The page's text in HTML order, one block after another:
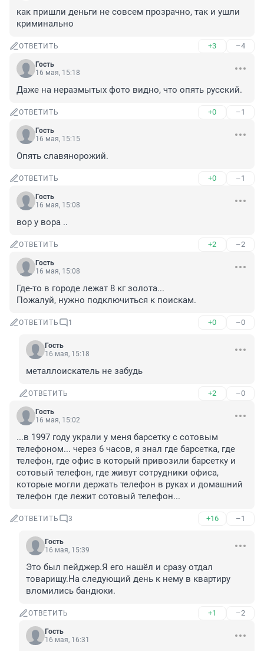
как пришли деньги не совсем прозрачно, так и ушли
криминально
ОТВЕТИТЬ +3 –4
Гость
16 мая, 15:18
Даже на неразмытых фото видно, что опять русский.
ОТВЕТИТЬ +0 –1
Гость
16 мая, 15:15
Опять славянорожий.
ОТВЕТИТЬ +0 –1
Гость
16 мая, 15:08
вор у вора ..
ОТВЕТИТЬ +2 –2
Гость
16 мая, 15:08
Где-то в городе лежат 8 кг золота...
Пожалуй, нужно подключиться к поискам.
ОТВЕТИТЬ 1 +0 –0
Гость
16 мая, 15:18
металлоискатель не забудь
ОТВЕТИТЬ +2 –0
Гость
16 мая, 15:02
...в 1997 году украли у меня барсетку с сотовым
телефоном... через 6 часов, я знал где барсетка, где
телефон, где офис в который привозили барсетку и
сотовый телефон, где живут сотрудники офиса,
которые могли держать телефон в руках и домашний
телефон где лежит сотовый телефон...
ОТВЕТИТЬ 3 +16 –1
Гость
16 мая, 15:39
Это был пейджер.Я его нашёл и сразу отдал
товарищу.На следующий день к нему в квартиру
вломились бандюки.
ОТВЕТИТЬ +1 –2
Гость
16 мая, 16:31